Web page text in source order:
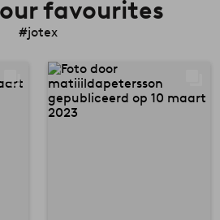
favourites
#jotex